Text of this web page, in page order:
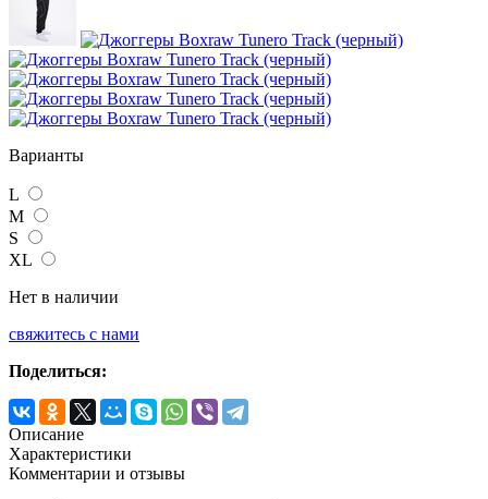
Варианты
L
M
S
XL
Нет в наличии
свяжитесь с нами
Поделиться:
Описание
Характеристики
Комментарии и отзывы